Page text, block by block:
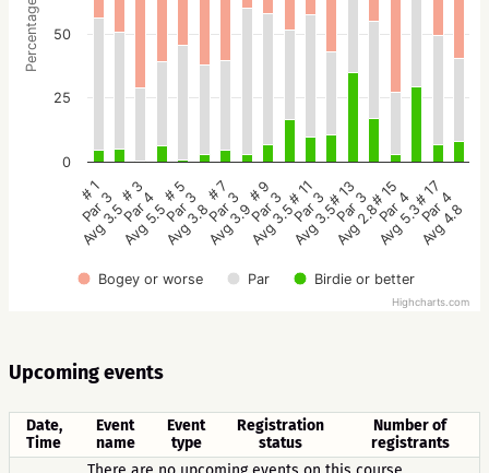
Percentage
Bogey or worse Par Birdie or better
# 1
Par 3
Avg 3.5
# 3
Par 4
Avg 5.5
# 5
Par 3
Avg 3.8
# 7
Par 3
Avg 3.9
# 9
Par 3
Avg 3.5
# 11
Par 3
Avg 3.5
# 13
Par 3
Avg 2.8
# 15
Par 4
Avg 5.3
# 17
Par 4
Avg 4.8
0
25
50
Highcharts.com
Upcoming events
Date,
Time
Event
name
Event
type
Registration
status
Number of
registrants